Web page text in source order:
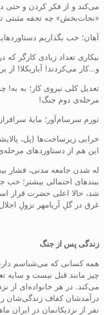
می‌کند و از فکر کردن و حتی
«نجات‌بخش» چه تحفه مثبتی
آهان؛ خب بگذاریم
بیکاری تعداد زیادی کارگر که
و…کار می‌کردند! آباریکلا!
تعدیل کلی نیروی کار؛ به
مرحله‌ی دوم جنگ!
تورم سرسام‌آور؛ مایهٔ
خرابی زیرساخت‌ها (پل،
این هم از دستاوردهای
له شدن جامعه مدنی، فشار
ببندهای احتمالی بیشتر؛ خب
شد، حالا اعلی حضرت قرار
غرق در گلِ آریامهر نزولِ
زندگی پس از جنگ
همه کسانی که می‌شناسم
چیز مانند قبل نیست و سایه
می‌کند. در هر خانواده‌ای از
درآمدشان کفاف زندگی‌شان
نفر از نزدیکانمان در ایران